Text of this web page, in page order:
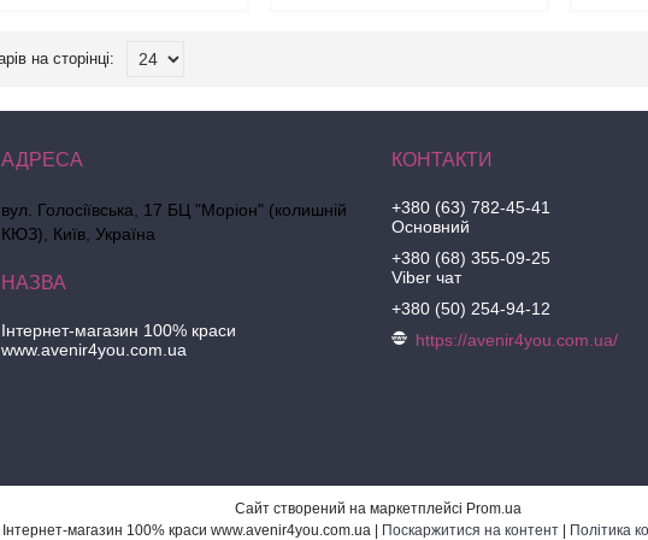
вул. Голосіївська, 17 БЦ "Моріон" (колишній
КЮЗ), Київ, Україна
Інтернет-магазин 100% краси
www.avenir4you.com.ua
+380 (63) 782-45-41
Основний
+380 (68) 355-09-25
Viber чат
+380 (50) 254-94-12
https://avenir4you.com.ua/
Сайт створений на маркетплейсі Prom.ua
Поскаржитися на контент Політика